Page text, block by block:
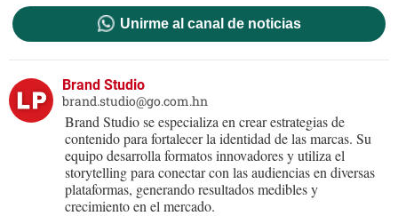
Unirme al canal de noticias
Brand Studio
brand.studio@go.com.hn
Brand Studio se especializa en crear estrategias de
contenido para fortalecer la identidad de las marcas. Su
equipo desarrolla formatos innovadores y utiliza el
storytelling para conectar con las audiencias en diversas
plataformas, generando resultados medibles y
crecimiento en el mercado.